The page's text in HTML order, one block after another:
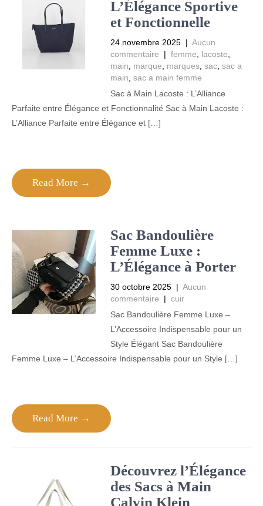
L’Élégance Sportive
et Fonctionnelle
24 novembre 2025 | Aucun
commentaire
| femme lacoste
main
marque marques, sac, sac a
main sac a main femme
Sac à Main Lacoste : L’Alliance
Parfaite entre Élégance et Fonctionnalité Sac à Main Lacoste :
L’Alliance Parfaite entre Élégance et […]
Read More →
Sac Bandoulière
Femme Luxe :
L’Élégance à Porter
30 octobre 2025 | Aucun
commentaire
| cuir
Sac Bandoulière Femme Luxe –
L’Accessoire Indispensable pour un
Style Élégant Sac Bandoulière
Femme Luxe – L’Accessoire Indispensable pour un Style […]
Read More →
Découvrez l’Élégance
des Sacs à Main
Calvin Klein